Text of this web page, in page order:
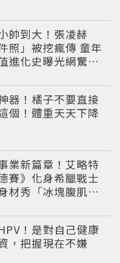
帥到大！張凌赫
照」被挖瘋傳 童年
進化史曝光網驚：
器！橘子不要直接
個！體重天天下降
業新篇章！艾略特
賽》化身希臘戰士
材秀「冰塊腹肌」
！是對自己健康
，把握現在不嫌